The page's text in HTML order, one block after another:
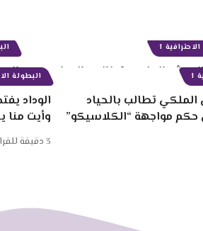
1
تطالب بالحياد
حكم مواجهة “الكلاسيكو”
البطولة
الوداد
وأيت
3 دقيقة للقراءة